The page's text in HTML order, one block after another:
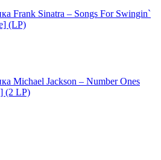
Frank Sinatra – Songs For Swingin`
(LP)
Michael Jackson – Number Ones
(2 LP)